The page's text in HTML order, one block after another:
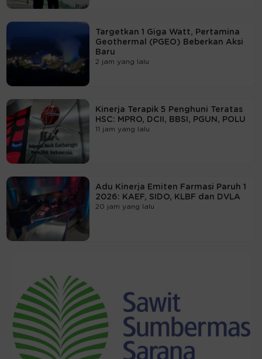
Targetkan 1 Giga Watt, Pertamina
Geothermal (PGEO) Beberkan Aksi
Baru
2 jam yang lalu
Kinerja Terapik 5 Penghuni Teratas
HSC: MPRO, DCII, BBSI, PGUN, POLU
11 jam yang lalu
Adu Kinerja Emiten Farmasi Paruh 1
2026: KAEF, SIDO, KLBF dan DVLA
20 jam yang lalu